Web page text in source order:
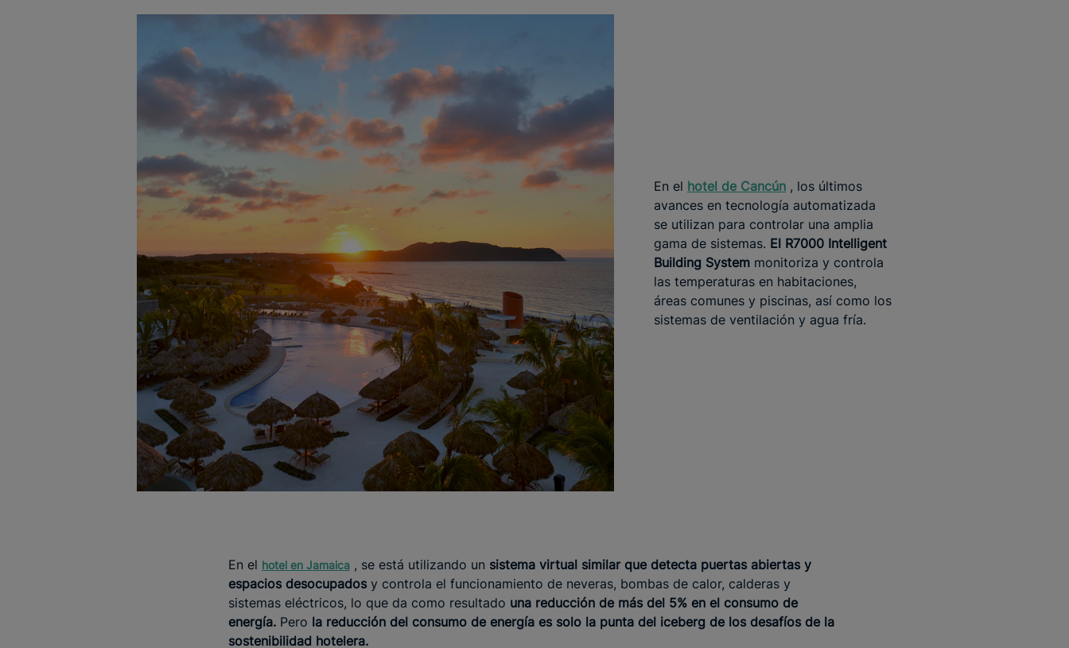
En el hotel de Cancún , los últimos
avances en tecnología automatizada
se utilizan para controlar una amplia
gama de sistemas. El R7000 Intelligent
Building System monitoriza y controla
las temperaturas en habitaciones,
áreas comunes y piscinas, así como los
sistemas de ventilación y agua fría.
En el hotel en Jamaica , se está utilizando un sistema virtual similar que detecta puertas abiertas y
espacios desocupados y controla el funcionamiento de neveras, bombas de calor, calderas y
sistemas eléctricos, lo que da como resultado una reducción de más del 5% en el consumo de
energía. Pero la reducción del consumo de energía es solo la punta del iceberg de los desafíos de la
sostenibilidad hotelera.